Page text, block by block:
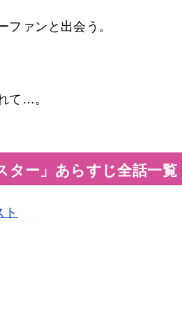
ァンと出会う。
て…。
ター」あらすじ全話一覧